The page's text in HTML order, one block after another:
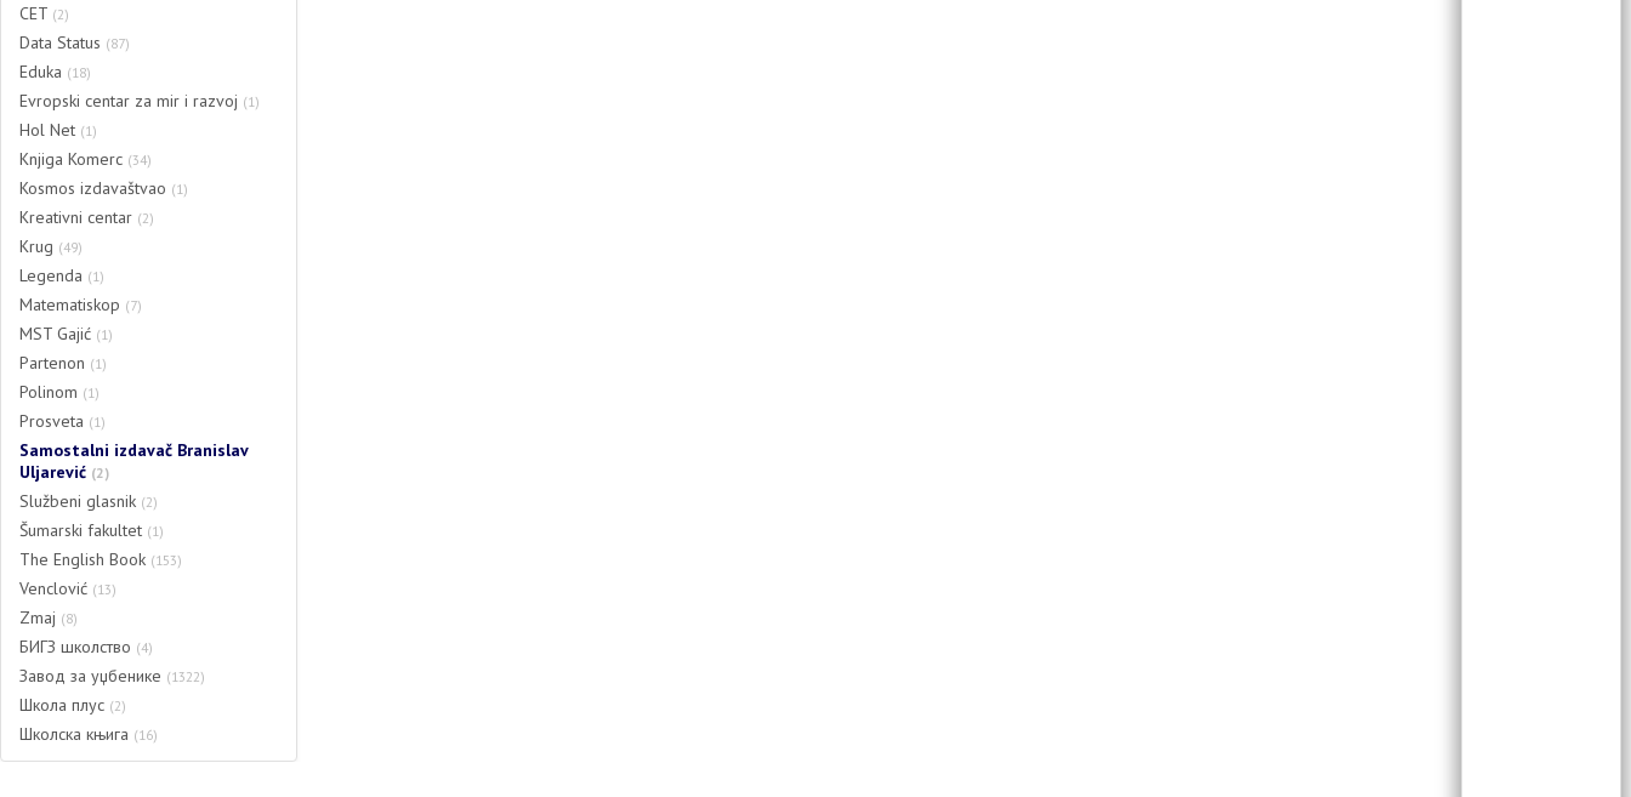
CET (2)
Data Status (87)
Eduka (18)
Evropski centar za mir i razvoj (1)
Hol Net (1)
Knjiga Komerc (34)
Kosmos izdavaštvao (1)
Kreativni centar (2)
Krug (49)
Legenda (1)
Matematiskop (7)
MST Gajić (1)
Partenon (1)
Polinom (1)
Prosveta (1)
Samostalni izdavač Branislav
Uljarević (2)
Službeni glasnik (2)
Šumarski fakultet (1)
The English Book (153)
Venclović (13)
Zmaj (8)
БИГЗ школство (4)
Завод за уџбенике (1322)
Школа плус (2)
Школска књига (16)